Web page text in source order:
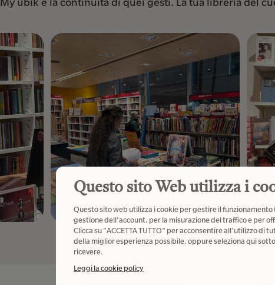
Questo sito Web utilizza i
Questo sito web utilizza i cookie per gestire il
gestione dell'account, per la misurazione del traffico e per
Clicca su "ACCETTA TUTTO" per acconsentire all'utilizzo di
della miglior esperienza possibile, oppure seleziona qui
ricevere.
Leggi la cookie policy